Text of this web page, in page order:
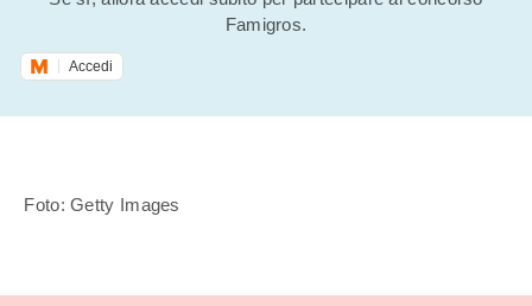
Famigros.
Accedi
Foto: Getty Images